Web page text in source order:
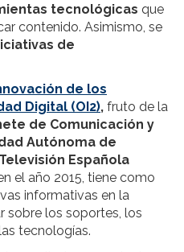
tecnológicas que
contenido. Asimismo, se
de
de los
Digital (OI2), fruto de la
de Comunicación y
Autónoma de
Española
el año 2015, tiene como
informativas en la
sobre los soportes, los
tecnologías.